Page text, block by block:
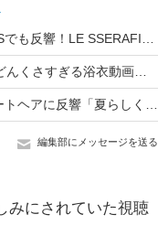
編集部にメッセージを送る
みにされていた視聴